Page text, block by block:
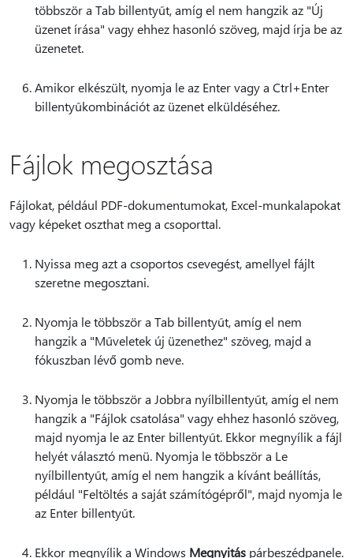
többször a Tab billentyűt, amíg el nem hangzik az "Új
üzenet írása" vagy ehhez hasonló szöveg, majd írja be az
üzenetet.
Amikor elkészült, nyomja le az Enter vagy a Ctrl+Enter
billentyűkombinációt az üzenet elküldéséhez.
Fájlok megosztása
Fájlokat, például PDF-dokumentumokat, Excel-munkalapokat
vagy képeket oszthat meg a csoporttal.
Nyissa meg azt a csoportos csevegést, amellyel fájlt
szeretne megosztani.
Nyomja le többször a Tab billentyűt, amíg el nem
hangzik a "Műveletek új üzenethez" szöveg, majd a
fókuszban lévő gomb neve.
Nyomja le többször a Jobbra nyílbillentyűt, amíg el nem
hangzik a "Fájlok csatolása" vagy ehhez hasonló szöveg,
majd nyomja le az Enter billentyűt. Ekkor megnyílik a fájl
helyét választó menü. Nyomja le többször a Le
nyílbillentyűt, amíg el nem hangzik a kívánt beállítás,
például "Feltöltés a saját számítógépről", majd nyomja le
az Enter billentyűt.
Ekkor megnyílik a Windows Megnyitás párbeszédpanele.